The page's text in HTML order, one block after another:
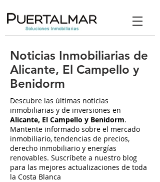
Noticias Inmobiliarias de
Alicante, El Campello y
Benidorm
Descubre las últimas noticias
inmobiliarias y de inversiones en
Alicante, El Campello y Benidorm.
Mantente informado sobre el mercado
inmobiliario, tendencias de precios,
derecho inmobiliario y energías
renovables. Suscríbete a nuestro blog
para las mejores actualizaciones de toda
la Costa Blanca